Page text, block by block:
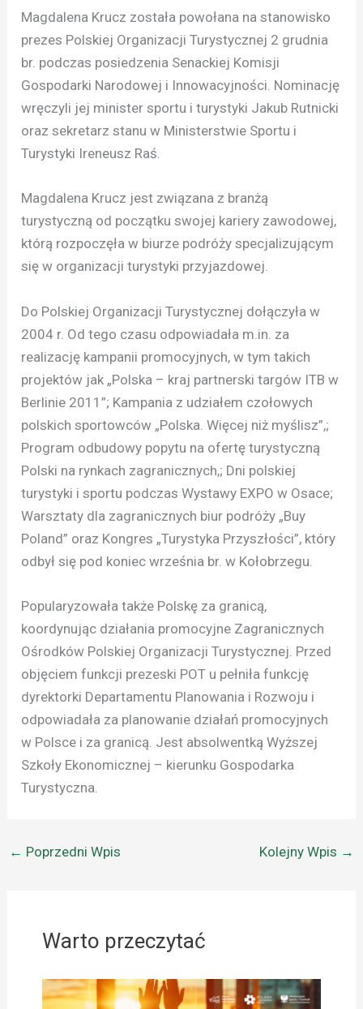
Magdalena Krucz została powołana na stanowisko
prezes Polskiej Organizacji Turystycznej 2 grudnia
br. podczas posiedzenia Senackiej Komisji
Gospodarki Narodowej i Innowacyjności. Nominację
wręczyli jej minister sportu i turystyki Jakub Rutnicki
oraz sekretarz stanu w Ministerstwie Sportu i
Turystyki Ireneusz Raś.
Magdalena Krucz jest związana z branżą
turystyczną od początku swojej kariery zawodowej,
którą rozpoczęła w biurze podróży specjalizującym
się w organizacji turystyki przyjazdowej.
Do Polskiej Organizacji Turystycznej dołączyła w
2004 r. Od tego czasu odpowiadała m.in. za
realizację kampanii promocyjnych, w tym takich
projektów jak „Polska – kraj partnerski targów ITB w
Berlinie 2011”; Kampania z udziałem czołowych
polskich sportowców „Polska. Więcej niż myślisz”,;
Program odbudowy popytu na ofertę turystyczną
Polski na rynkach zagranicznych,; Dni polskiej
turystyki i sportu podczas Wystawy EXPO w Osace;
Warsztaty dla zagranicznych biur podróży „Buy
Poland” oraz Kongres „Turystyka Przyszłości”, który
odbył się pod koniec września br. w Kołobrzegu.
Popularyzowała także Polskę za granicą,
koordynując działania promocyjne Zagranicznych
Ośrodków Polskiej Organizacji Turystycznej. Przed
objęciem funkcji prezeski POT u pełniła funkcję
dyrektorki Departamentu Planowania i Rozwoju i
odpowiadała za planowanie działań promocyjnych
w Polsce i za granicą. Jest absolwentką Wyższej
Szkoły Ekonomicznej – kierunku Gospodarka
Turystyczna.
← Poprzedni Wpis Kolejny Wpis →
Warto przeczytać